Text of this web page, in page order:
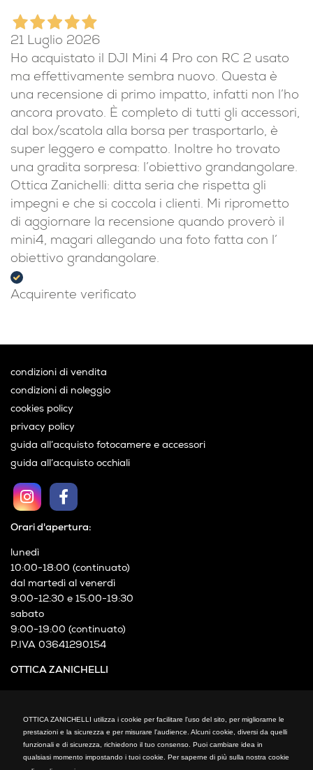
OTTICA ZANICHELLI utilizza i cookie per facilitare l'uso del sito, per migliorarne le
prestazioni e la sicurezza e per misurare l'audience. Alcuni cookie, diversi da quelli
funzionali e di sicurezza, richiedono il tuo consenso. Puoi cambiare idea in
qualsiasi momento impostando i tuoi cookie. Per saperne di più sulla nostra cookie
21 Luglio 2026
Ho acquistato il DJI Mini 4 Pro con RC 2 usato
ma effettivamente sembra nuovo. Questa è
una recensione di primo impatto, infatti non l’ho
ancora provato. È completo di tutti gli accessori,
dal box/scatola alla borsa per trasportarlo, è
super leggero e compatto. Inoltre ho trovato
una gradita sorpresa: l’obiettivo grandangolare.
Ottica Zanichelli: ditta seria che rispetta gli
impegni e che si coccola i clienti. Mi riprometto
di aggiornare la recensione quando proverò il
mini4, magari allegando una foto fatta con l’
obiettivo grandangolare.
Acquirente verificato
OTTICA ZANICHELLI
fax: +39 02 66300794
mail: info@otticazanichelli.it
Orari d'apertura:
lunedì
10:00-18:00 (continuato)
dal martedì al venerdì
9:00-12:30 e 15:00-19:30
sabato
9:00-19:00 (continuato)
P.IVA 03641290154
condizioni di vendita
condizioni di noleggio
cookies policy
privacy policy
guida all’acquisto fotocamere e accessori
guida all’acquisto occhiali